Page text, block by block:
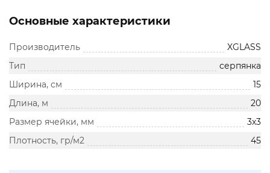
Основные характеристики
Производитель
XGLASS
Тип
серпянка
Ширина, см
15
Длина, м
20
Размер ячейки, мм
3х3
Плотность, гр/м2
45